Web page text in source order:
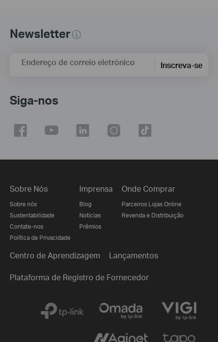
Newsletter
Endereço de correio eletrónico Inscreva-se
Siga-nos
Sobre Nós
Sobre nós
Sustentabilidade
Contate-nos
Política de Privacidade
Imprensa
Blog
Notícias
Prêmios
Onde Comprar
Parceiros Lojas Online
Revenda e Distribuição
Centro de Aprendizagem Lançamentos
Plataforma de Registro de Fornecedor